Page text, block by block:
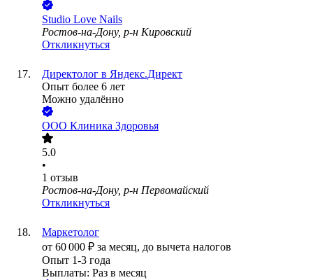
Studio Love Nails
Ростов-на-Дону, р-н Кировский
Откликнуться
Директолог в Яндекс.Директ
Опыт более 6 лет
Можно удалённо
ООО Клиника Здоровья
5.0
•
1 отзыв
Ростов-на-Дону, р-н Первомайский
Откликнуться
Маркетолог
от 60 000 ₽ за месяц, до вычета налогов
Опыт 1-3 года
Выплаты: Раз в месяц